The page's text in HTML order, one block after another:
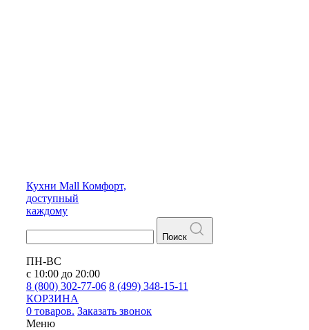
Кухни Mall Комфорт,
доступный
каждому
Поиск
ПН-ВС
с 10:00 до 20:00
8 (800) 302-77-06 8 (499) 348-15-11
КОРЗИНА
0 товаров. Заказать звонок
Меню